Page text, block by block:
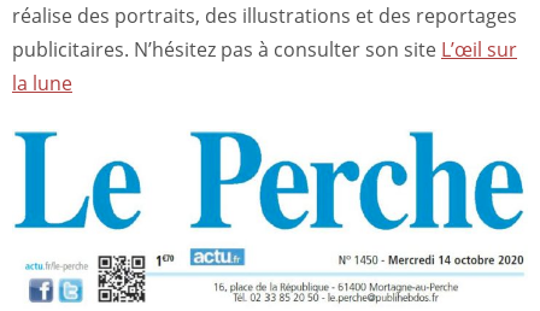
réalise des portraits, des illustrations et des reportages
publicitaires. N’hésitez pas à consulter son site L’œil sur
la lune